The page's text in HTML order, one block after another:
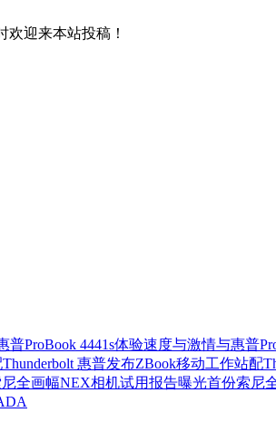
迎来本站投稿！
与惠普
配
首份索尼